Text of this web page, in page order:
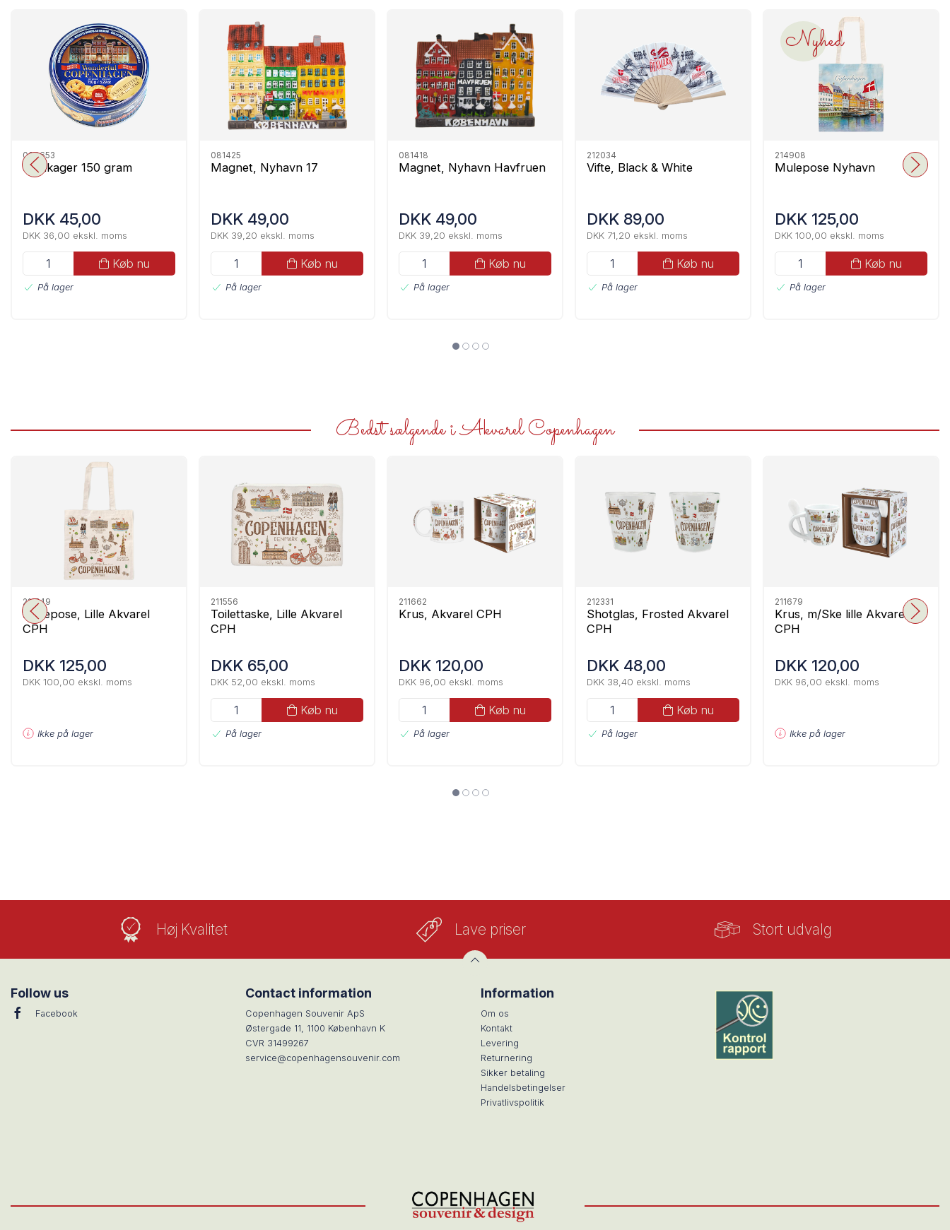
009653
Småkager 150 gram
DKK 45,00
DKK 36,00 ekskl. moms
Køb nu
På lager
081425
Magnet, Nyhavn 17
DKK 49,00
DKK 39,20 ekskl. moms
Køb nu
På lager
081418
Magnet, Nyhavn Havfruen
DKK 49,00
DKK 39,20 ekskl. moms
Køb nu
På lager
212034
Vifte, Black & White
DKK 89,00
DKK 71,20 ekskl. moms
Køb nu
På lager
Nyhed
214908
Mulepose Nyhavn
DKK 125,00
DKK 100,00 ekskl. moms
Køb nu
På lager
Bedst sælgende i Akvarel Copenhagen
211549
Mulepose, Lille Akvarel
CPH
DKK 125,00
DKK 100,00 ekskl. moms
Ikke på lager
211556
Toilettaske, Lille Akvarel
CPH
DKK 65,00
DKK 52,00 ekskl. moms
Køb nu
På lager
211662
Krus, Akvarel CPH
DKK 120,00
DKK 96,00 ekskl. moms
Køb nu
På lager
212331
Shotglas, Frosted Akvarel
CPH
DKK 48,00
DKK 38,40 ekskl. moms
Køb nu
På lager
211679
Krus, m/Ske lille Akvarel
CPH
DKK 120,00
DKK 96,00 ekskl. moms
Ikke på lager
Høj Kvalitet Lave priser Stort udvalg
Follow us
Facebook
Contact information
Copenhagen Souvenir ApS
Østergade 11, 1100 København K
CVR 31499267
service@copenhagensouvenir.com
Information
Om os
Kontakt
Levering
Returnering
Sikker betaling
Handelsbetingelser
Privatlivspolitik